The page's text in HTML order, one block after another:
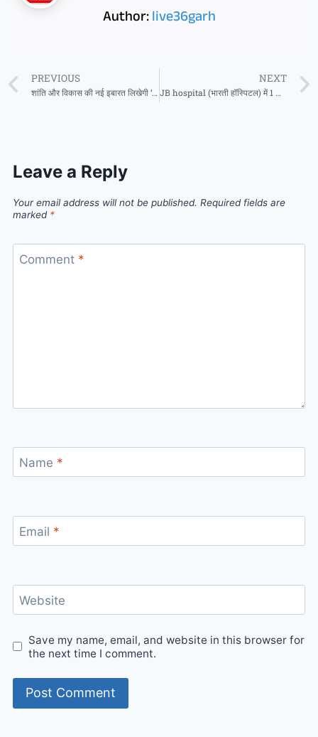
Author:live36garh
PREVIOUS
शांति और विकास की नई इबारत लिखेगी ‘बस्तर हेरिटेज मैराथन’
NEXT
JB hospital (भारती हॉस्पिटल) में 1 मार्च से 30 मार्च तक निःशुल्क सोनोग्राफी जांच एवं परामर्श शिविर होली पर विशेष पहल- माँ और नन्हे मेहमान के लिए
Leave a Reply
Your email address will not be published. Required fields are
marked *
Comment *
Name *
Email *
Website
Save my name, email, and website in this browser for
the next time I comment.